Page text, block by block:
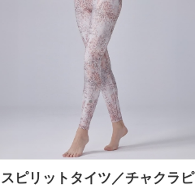
スピリットタイツ／チャクラピ